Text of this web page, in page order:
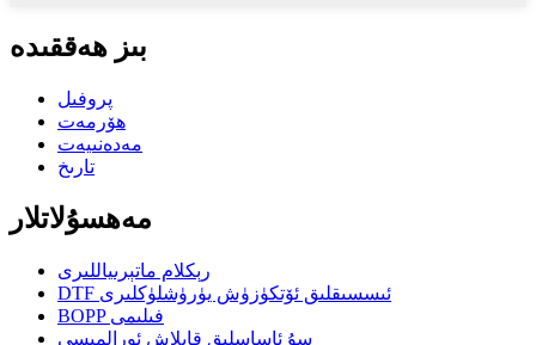
بىز ھەققىدە
پروفىل
ھۆرمەت
مەدەنىيەت
تارىخ
مەھسۇلاتلار
رېكلام ماتېرىياللىرى
DTF ئىسسىقلىق ئۆتكۈزۈش يۈرۈشلۈكلىرى
BOPP فىلىمى
سۇ ئاساسلىق قاپلاش ئورالمىسى